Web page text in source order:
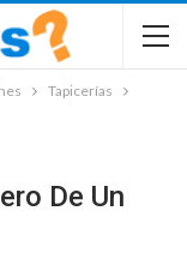
Tapicerías
De Un